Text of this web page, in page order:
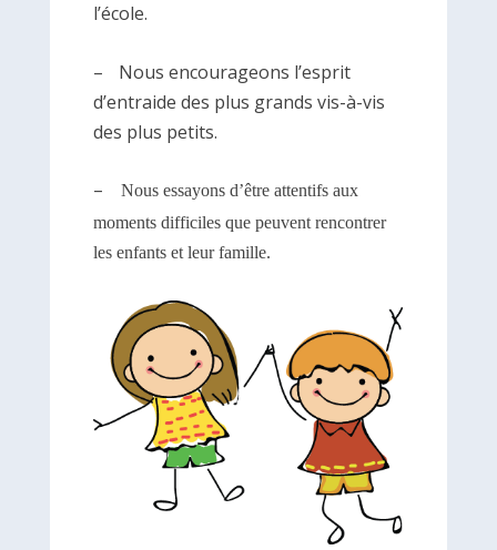
l’école.
–
Nous encourageons l’esprit
d’entraide des plus grands vis-à-vis
des plus petits.
–
Nous essayons d’être attentifs aux
moments difficiles que peuvent rencontrer
les enfants et leur famille.